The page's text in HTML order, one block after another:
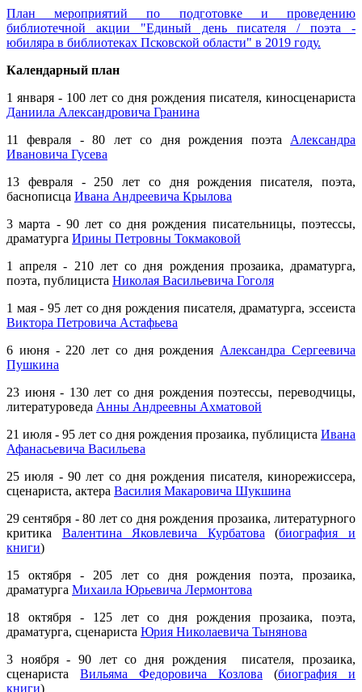
План мероприятий по подготовке и проведению
библиотечной акции "Единый день писателя / поэта -
юбиляра в библиотеках Псковской области" в 2019 году.
Календарный план
1 января - 100 лет со дня рождения писателя, киносценариста
Даниила Александровича Гранина
11 февраля - 80 лет со дня рождения поэта Александра
Ивановича Гусева
13 февраля - 250 лет со дня рождения писателя, поэта,
баснописца Ивана Андреевича Крылова
3 марта - 90 лет со дня рождения писательницы, поэтессы,
драматурга Ирины Петровны Токмаковой
1 апреля - 210 лет со дня рождения прозаика, драматурга,
поэта, публициста Николая Васильевича Гоголя
1 мая - 95 лет со дня рождения писателя, драматурга, эссеиста
Виктора Петровича Астафьева
6 июня - 220 лет со дня рождения Александра Сергеевича
Пушкина
23 июня - 130 лет со дня рождения поэтессы, переводчицы,
литературоведа Анны Андреевны Ахматовой
21 июля - 95 лет со дня рождения прозаика, публициста Ивана
Афанасьевича Васильева
25 июля - 90 лет со дня рождения писателя, кинорежиссера,
сценариста, актера Василия Макаровича Шукшина
29 сентября - 80 лет со дня рождения прозаика, литературного
критика Валентина Яковлевича Курбатова (биография и
книги)
15 октября - 205 лет со дня рождения поэта, прозаика,
драматурга Михаила Юрьевича Лермонтова
18 октября - 125 лет со дня рождения прозаика, поэта,
драматурга, сценариста Юрия Николаевича Тынянова
3 ноября - 90 лет со дня рождения писателя, прозаика,
сценариста Вильяма Федоровича Козлова (биография и
книги)